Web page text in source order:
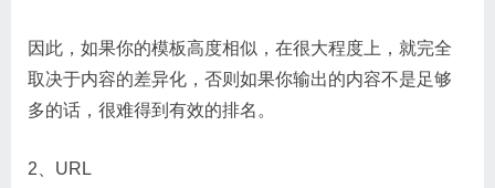
因此，如果你的模板高度相似，在很大程度上，就完全
取决于内容的差异化，否则如果你输出的内容不是足够
多的话，很难得到有效的排名。
2、URL